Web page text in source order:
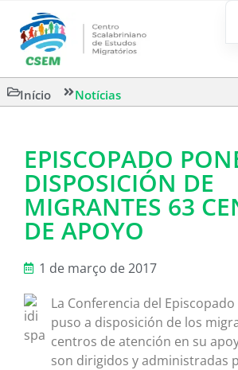
Início Notícias
EPISCOPADO
DISPOSICIÓN DE
MIGRANTES 63
DE APOYO
1 de março de 2017
La Conferencia del Episcopado
puso a disposición de los
centros de atención en su
son dirigidos y administradas